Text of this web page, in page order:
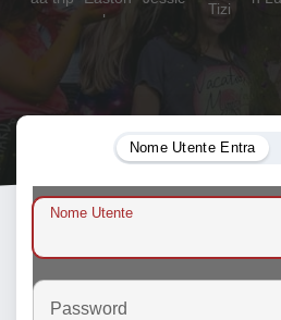
Nome Utente Entra
Nome Utente
Password